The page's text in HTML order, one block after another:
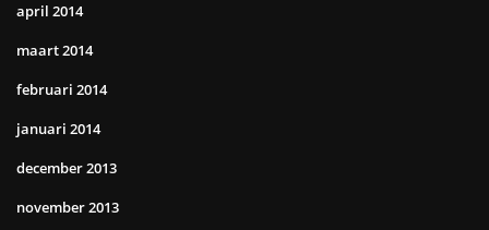
april 2014
maart 2014
februari 2014
januari 2014
december 2013
november 2013